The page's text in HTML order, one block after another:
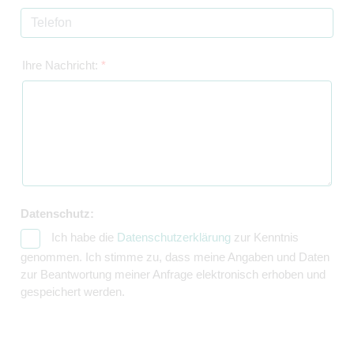
Ihre Nachricht: *
Datenschutz:
Ich habe die Datenschutzerklärung zur Kenntnis
genommen. Ich stimme zu, dass meine Angaben und Daten
zur Beantwortung meiner Anfrage elektronisch erhoben und
gespeichert werden.